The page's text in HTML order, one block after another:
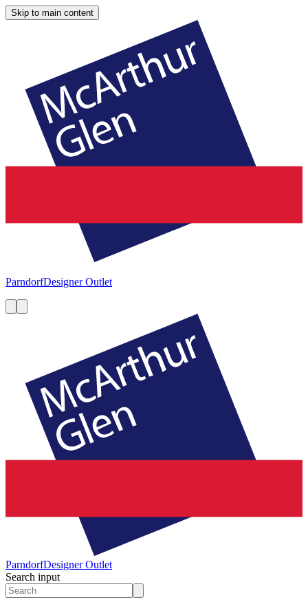
Skip to main content
ParndorfDesigner Outlet
ParndorfDesigner Outlet
Search input